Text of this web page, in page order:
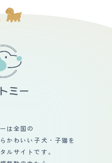
。我が家のチワックスの大
く可愛い所です。人間が寂
したかのように面白い表情
るかのように感じることが
ところから飛び降りたりし
検診はワクチ
おかげ様で元気でありがた
います。声じたいは普通だ
てとても可愛いです。少々
また楽しい
かないです。
をしています。 【お手
自宅でブラッシングをして
がふわふわの毛なので部屋
ければなりません。エサに
が多いのでうんちを見てあ
す。固形のエサもミックス
あったブランドのご飯を作
大き
ョンなので隣近所から苦情
事で家族の会話が増えまし
が増えましたし家の雰囲気
匹のニャンコが居ますが第
い入れですが来る前にしっ
は全国の
かわいい子犬・子猫を
ルサイトです。